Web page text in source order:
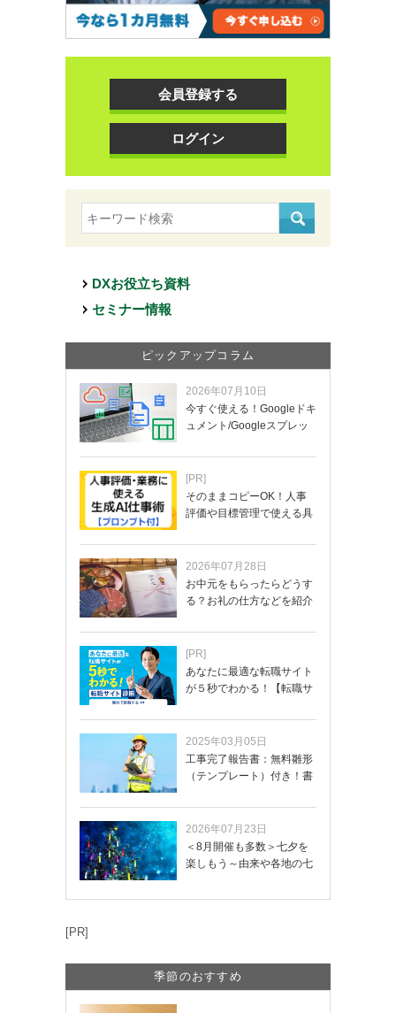
会員登録する
ログイン
DXお役立ち資料
セミナー情報
ピックアップコラム
2026年07月10日
今すぐ使える！Googleドキ
ュメント/Googleスプレッ
[PR]
そのままコピーOK！人事
評価や目標管理で使える具
2026年07月28日
お中元をもらったらどうす
る？お礼の仕方などを紹介
[PR]
あなたに最適な転職サイト
が５秒でわかる！【転職サ
2025年03月05日
工事完了報告書：無料雛形
（テンプレート）付き！書
2026年07月23日
＜8月開催も多数＞七夕を
楽しもう～由来や各地の七
[PR]
季節のおすすめ